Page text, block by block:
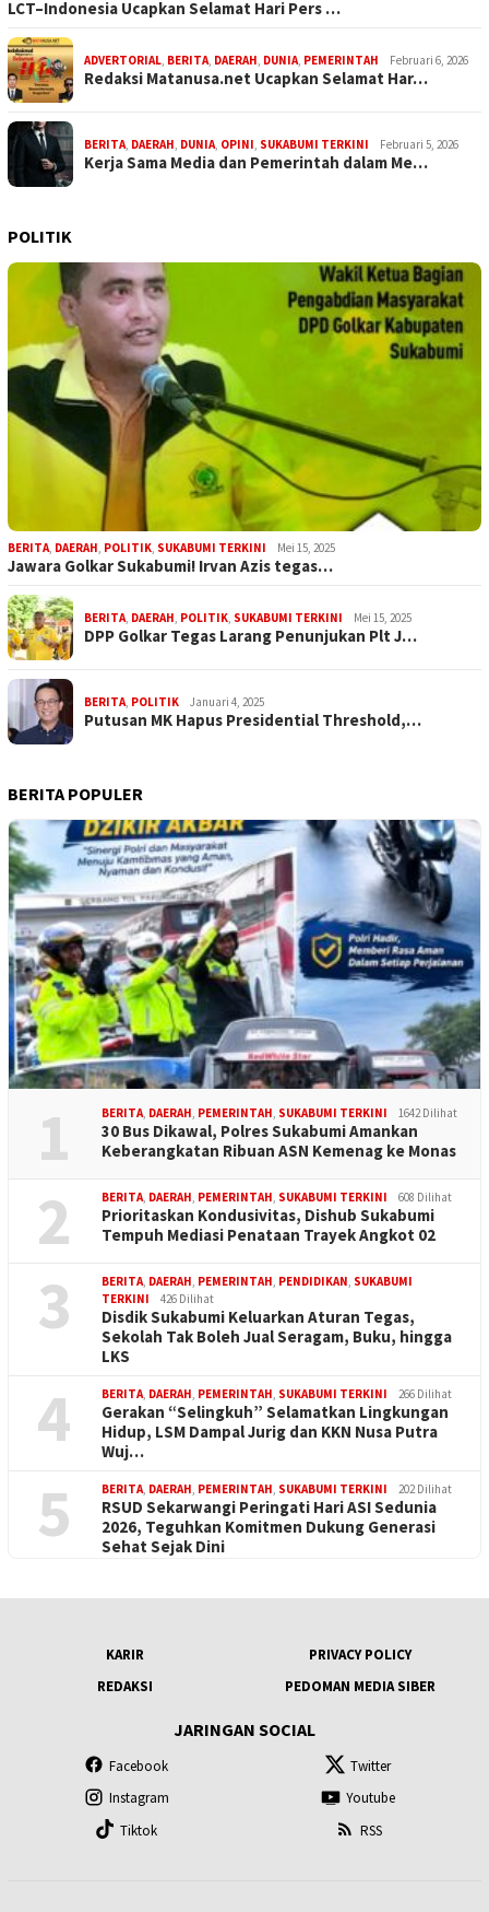
LCT–Indonesia Ucapkan Selamat Hari Pers …
ADVERTORIAL, BERITA, DAERAH, DUNIA, PEMERINTAH Februari 6, 2026
Redaksi Matanusa.net Ucapkan Selamat Har…
BERITA, DAERAH, DUNIA, OPINI, SUKABUMI TERKINI Februari 5, 2026
Kerja Sama Media dan Pemerintah dalam Me…
POLITIK
BERITA, DAERAH, POLITIK, SUKABUMI TERKINI Mei 15, 2025
Jawara Golkar Sukabumi! Irvan Azis tegas…
BERITA, DAERAH, POLITIK, SUKABUMI TERKINI Mei 15, 2025
DPP Golkar Tegas Larang Penunjukan Plt J…
BERITA, POLITIK Januari 4, 2025
Putusan MK Hapus Presidential Threshold,…
BERITA POPULER
1 BERITA, DAERAH, PEMERINTAH, SUKABUMI TERKINI 1642 Dilihat
30 Bus Dikawal, Polres Sukabumi Amankan
Keberangkatan Ribuan ASN Kemenag ke Monas
2 BERITA, DAERAH, PEMERINTAH, SUKABUMI TERKINI 608 Dilihat
Prioritaskan Kondusivitas, Dishub Sukabumi
Tempuh Mediasi Penataan Trayek Angkot 02
3 BERITA, DAERAH, PEMERINTAH, PENDIDIKAN, SUKABUMI
TERKINI
426 Dilihat
Disdik Sukabumi Keluarkan Aturan Tegas,
Sekolah Tak Boleh Jual Seragam, Buku, hingga
LKS
4 BERITA, DAERAH, PEMERINTAH, SUKABUMI TERKINI 266 Dilihat
Gerakan “Selingkuh” Selamatkan Lingkungan
Hidup, LSM Dampal Jurig dan KKN Nusa Putra
Wuj…
5 BERITA, DAERAH, PEMERINTAH, SUKABUMI TERKINI 202 Dilihat
RSUD Sekarwangi Peringati Hari ASI Sedunia
2026, Teguhkan Komitmen Dukung Generasi
Sehat Sejak Dini
KARIR
PRIVACY POLICY
REDAKSI
PEDOMAN MEDIA SIBER
JARINGAN SOCIAL
Facebook
Twitter
Instagram
Youtube
Tiktok
RSS